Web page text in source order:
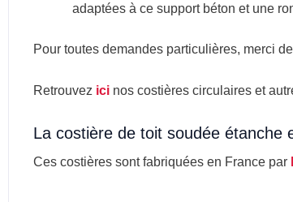
adaptées à ce support béton et une
Pour toutes demandes particulières, merci
Retrouvez ici nos costières circulaires et
La costière de toit soudée étanche
Ces costières sont fabriquées en France par